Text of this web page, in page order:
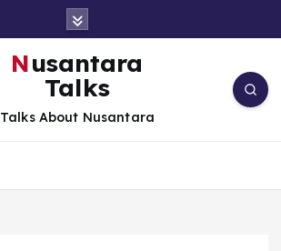
Nusantara
Talks
Talks About Nusantara